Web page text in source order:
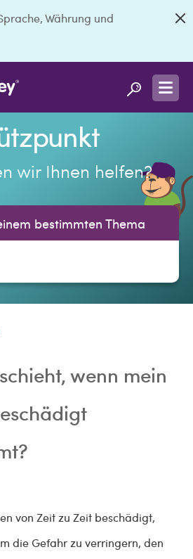
Währung und
wir Ihnen helfen?
bestimmten Thema
wenn mein
von Zeit zu Zeit beschädigt,
die Gefahr zu verringern, den